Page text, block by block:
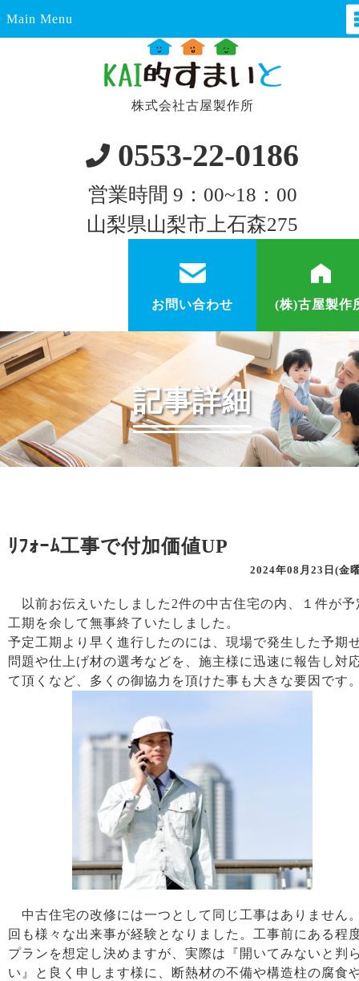
Main Menu
株式会社古屋製作所
0553-22-0186
営業時間 9：00~18：00
山梨県山梨市上石森275
(株)古屋製作
お問い合わせ
記事詳細
ﾘﾌｫｰﾑ工事で付加価値UP
2024年08月23日(金
以前お伝えいたしました2件の中古住宅の内、１件が予
工期を余して無事終了いたしました。
予定工期より早く進行したのには、現場で発生した予期
問題や仕上げ材の選考などを、施主様に迅速に報告し対
て頂くなど、多くの御協力を頂けた事も大きな要因です
中古住宅の改修には一つとして同じ工事はありません
回も様々な出来事が経験となりました。工事前にある程
プランを想定し決めますが、実際は『開いてみないと判
い』と良く申します様に、断熱材の不備や構造柱の腐食